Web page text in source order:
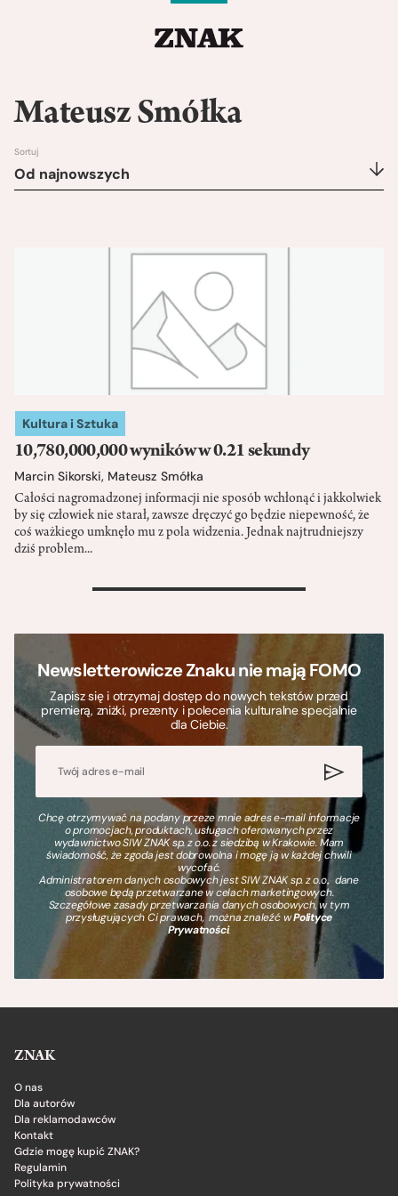
Mateusz Smółka
Sortuj
Od najnowszych
Kultura i Sztuka
10,780,000,000 wyników w 0.21 sekundy
Marcin Sikorski, Mateusz Smółka
Całości nagromadzonej informacji nie sposób wchłonąć i jakkolwiek
by się człowiek nie starał, zawsze dręczyć go będzie niepewność, że
coś ważkiego umknęło mu z pola widzenia. Jednak najtrudniejszy
dziś problem...
>
Newsletterowicze Znaku nie mają FOMO
Zapisz się i otrzymaj dostęp do nowych tekstów przed
premierą, zniżki, prezenty i polecenia kulturalne specjalnie
dla Ciebie.
Chcę otrzymywać na podany przeze mnie adres e-mail informacje
o promocjach, produktach, usługach oferowanych przez
wydawnictwo SIW ZNAK sp. z o.o. z siedzibą w Krakowie. Mam
świadomość, że zgoda jest dobrowolna i mogę ją w każdej chwili
wycofać.
Administratorem danych osobowych jest SIW ZNAK sp. z o.o., dane
osobowe będą przetwarzane w celach marketingowych.
Szczegółowe zasady przetwarzania danych osobowych, w tym
przysługujących Ci prawach, można znaleźć wPolityce
Prywatności.
ZNAK
O nas
Dla autorów
Dla reklamodawców
Kontakt
Gdzie mogę kupić ZNAK?
Regulamin
Polityka prywatności